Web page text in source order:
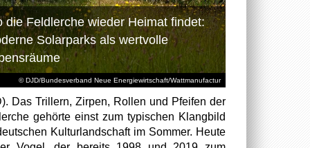
© DJD/Bundesverband Neue Energiewirtschaft/Wattmanufactur
die Feldlerche wieder Heimat findet:
Solarparks als wertvolle
Das Trillern, Zirpen, Rollen und Pfeifen der
gehörte einst zum typischen Klangbild
Kulturlandschaft im Sommer. Heute